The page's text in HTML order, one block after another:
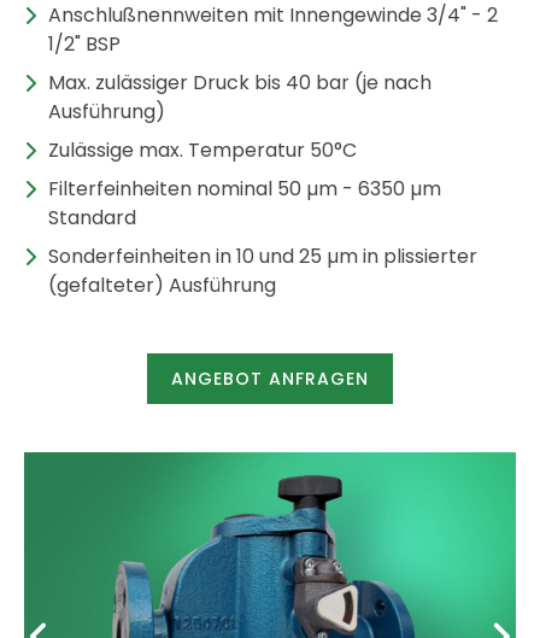
Anschlußnennweiten mit Innengewinde 3/4" - 2
1/2" BSP
Max. zulässiger Druck bis 40 bar (je nach
Ausführung)
Zulässige max. Temperatur 50°C
Filterfeinheiten nominal 50 µm - 6350 µm
Standard
Sonderfeinheiten in 10 und 25 µm in plissierter
(gefalteter) Ausführung
ANGEBOT ANFRAGEN